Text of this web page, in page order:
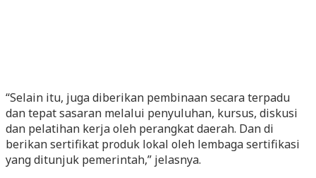
“Selain itu, juga diberikan pembinaan secara terpadu
dan tepat sasaran melalui penyuluhan, kursus, diskusi
dan pelatihan kerja oleh perangkat daerah. Dan di
berikan sertifikat produk lokal oleh lembaga sertifikasi
yang ditunjuk pemerintah,” jelasnya.